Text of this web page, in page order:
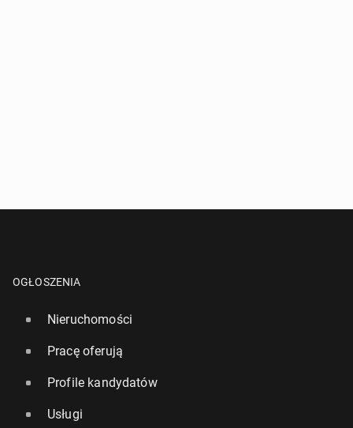
OGŁOSZENIA
Nieruchomości
Pracę oferują
Profile kandydatów
Usługi